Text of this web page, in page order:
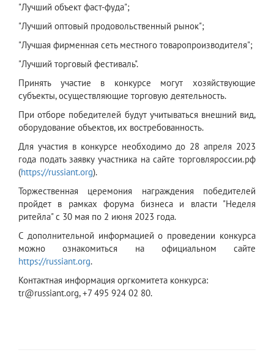
"Лучший объект фаст-фуда";
"Лучший оптовый продовольственный рынок";
"Лучшая фирменная сеть местного товаропроизводителя";
"Лучший торговый фестиваль".
Принять участие в конкурсе могут хозяйствующие
субъекты, осуществляющие торговую деятельность.
При отборе победителей будут учитываться внешний вид,
оборудование объектов, их востребованность.
Для участия в конкурсе необходимо до 28 апреля 2023
года подать заявку участника на сайте торговляроссии.рф
(https://russiant.org).
Торжественная церемония награждения победителей
пройдет в рамках форума бизнеса и власти "Неделя
ритейла" с 30 мая по 2 июня 2023 года.
С дополнительной информацией о проведении конкурса
можно ознакомиться на официальном сайте
https://russiant.org.
Контактная информация оргкомитета конкурса:
tr@russiant.org, +7 495 924 02 80.